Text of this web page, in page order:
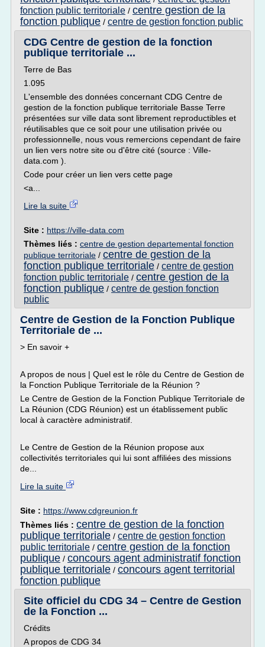
fonction public territoriale / centre gestion de la
fonction publique / centre de gestion fonction public
CDG Centre de gestion de la fonction
publique territoriale ...
Terre de Bas
1.095
L'ensemble des données concernant CDG Centre de
gestion de la fonction publique territoriale Basse Terre
présentées sur ville data sont librement reproductibles et
réutilisables que ce soit pour une utilisation privée ou
professionnelle, nous vous remercions cependant de faire
un lien vers notre site ou d'être cité (source : Ville-
data.com ).
Code pour créer un lien vers cette page
<a...
Lire la suite
Site : https://ville-data.com
Thèmes liés : centre de gestion departemental fonction
publique territoriale / centre de gestion de la
fonction publique territoriale / centre de gestion
fonction public territoriale / centre gestion de la
fonction publique / centre de gestion fonction
public
Centre de Gestion de la Fonction Publique
Territoriale de ...
> En savoir +
A propos de nous | Quel est le rôle du Centre de Gestion de
la Fonction Publique Territoriale de la Réunion ?
Le Centre de Gestion de la Fonction Publique Territoriale de
La Réunion (CDG Réunion) est un établissement public
local à caractère administratif.
Le Centre de Gestion de la Réunion propose aux
collectivités territoriales qui lui sont affiliées des missions
de...
Lire la suite
Site : https://www.cdgreunion.fr
Thèmes liés : centre de gestion de la fonction
publique territoriale / centre de gestion fonction
public territoriale / centre gestion de la fonction
publique / concours agent administratif fonction
publique territoriale / concours agent territorial
fonction publique
Site officiel du CDG 34 – Centre de Gestion
de la Fonction ...
Crédits
A propos de CDG 34